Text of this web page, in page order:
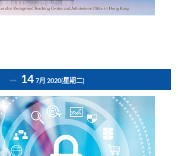
14 7月 2020(星期二)